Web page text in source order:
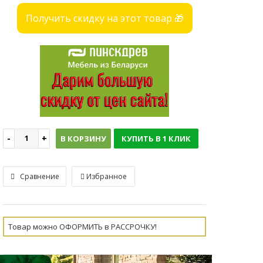
Получить скидку на этот товар 🎁
В КОРЗИНУ КУПИТЬ В 1 КЛИК
Сравнение Избранное
Товар можно ОФОРМИТЬ в РАССРОЧКУ!